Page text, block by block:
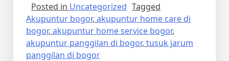
Posted in Uncategorized Tagged
Akupuntur bogor, akupuntur home care di
bogor, akupuntur home service bogor,
akupuntur panggilan di bogor, tusuk jarum
panggilan di bogor